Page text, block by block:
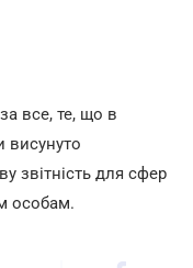
все, те, що в
висунуто
звітність для сфер
особам.